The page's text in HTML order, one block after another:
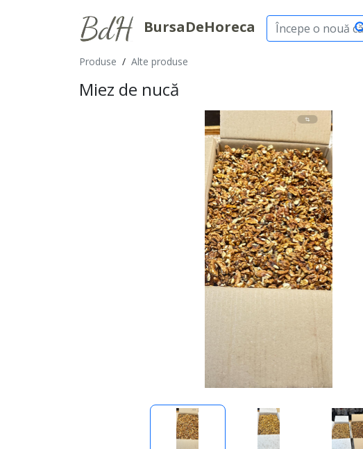
BursaDeHoreca
Produse / Alte produse
Miez de nucă